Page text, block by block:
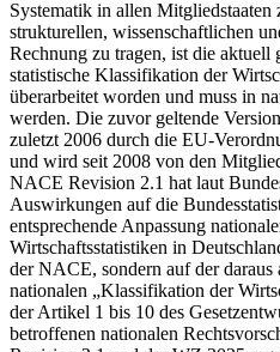
Systematik in allen
strukturellen, wissenschaftlichen
Rechnung zu tragen, ist die aktuell
statistische Klassifikation der
überarbeitet worden und muss in
werden. Die zuvor geltende
zuletzt 2006 durch die EU-
und wird seit 2008 von den
NACE Revision 2.1 hat laut
Auswirkungen auf die
entsprechende Anpassung
Wirtschaftsstatistiken in
der NACE, sondern auf der daraus
nationalen „Klassifikation der
der Artikel 1 bis 10 des
betroffenen nationalen